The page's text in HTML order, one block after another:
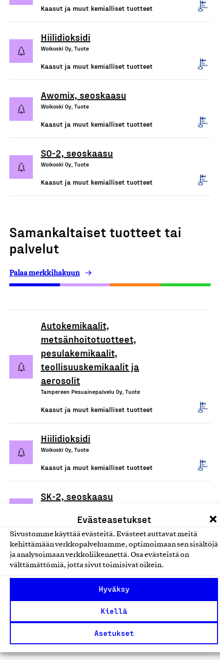
Evästeasetukset
Sivustomme käyttää evästeitä. Evästeet auttavat meitä
kehittämään verkkopalveluamme, optimoimaan sen sisältöjä
ja analysoimaan verkkoliikennettä. Osa evästeistä on
välttämättömiä, jotta sivut toimisivat oikein.
Hyväksy
Kiellä
Asetukset
Kaasut ja muut kemialliset tuotteet
Hiilidioksidi
Woikoski Oy, Tuote
Kaasut ja muut kemialliset tuotteet
Awomix, seoskaasu
Woikoski Oy, Tuote
Kaasut ja muut kemialliset tuotteet
SO-2, seoskaasu
Woikoski Oy, Tuote
Kaasut ja muut kemialliset tuotteet
Samankaltaiset tuotteet tai
palvelut
Palaa merkkihakuun
Autokemikaalit,
metsänhoitotuotteet,
pesulakemikaalit,
teollisuuskemikaalit ja
aerosolit
Tampereen Pesuainepalvelu Oy, Tuote
Kaasut ja muut kemialliset tuotteet
Hiilidioksidi
Woikoski Oy, Tuote
Kaasut ja muut kemialliset tuotteet
SK-2, seoskaasu
Kaasut ja muut kemialliset tuotteet
SK-18, seoskaasu
Woikoski Oy, Tuote
Awomix, seoskaasu
Woikoski Oy, Tuote